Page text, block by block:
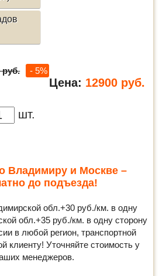
руб. - 5%
Цена: 12900 руб.
шт.
Владимиру и Москве –
до подъезда!
обл.+30 руб./км. в одну
обл.+35 руб./км. в одну сторону
в любой регион, транспортной
клиенту! Уточняйте стоимость у
менеджеров.